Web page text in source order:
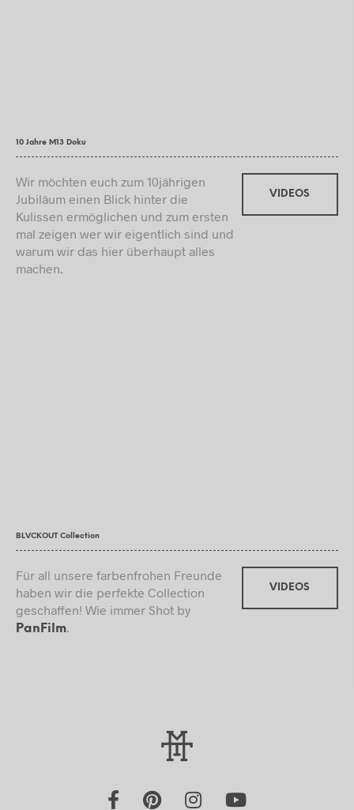
10 Jahre M13 Doku
Wir möchten euch zum 10jährigen
Jubiläum einen Blick hinter die
Kulissen ermöglichen und zum ersten
mal zeigen wer wir eigentlich sind und
warum wir das hier überhaupt alles
machen.
VIDEOS
BLVCKOUT Collection
Für all unsere farbenfrohen Freunde
haben wir die perfekte Collection
geschaffen! Wie immer Shot by
PanFilm
VIDEOS